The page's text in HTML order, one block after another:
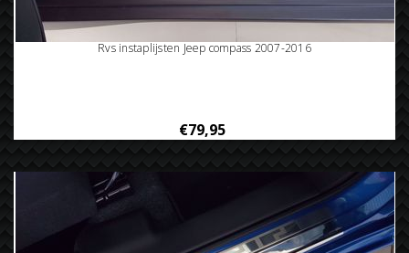
Rvs instaplijsten Jeep compass 2007-2016
€79,95